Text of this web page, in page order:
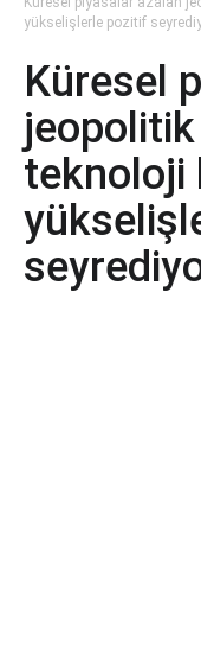
yükselişlerle pozitif
Küresel
teknoloji